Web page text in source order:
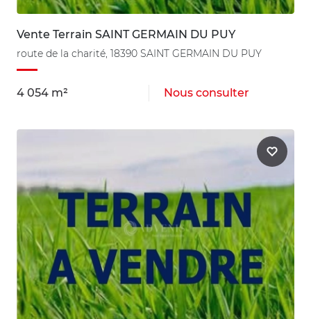
Vente Terrain SAINT GERMAIN DU PUY
route de la charité, 18390 SAINT GERMAIN DU PUY
4 054 m² Nous consulter